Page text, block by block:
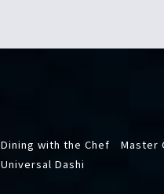
Dining with the Chef Master
Universal Dashi